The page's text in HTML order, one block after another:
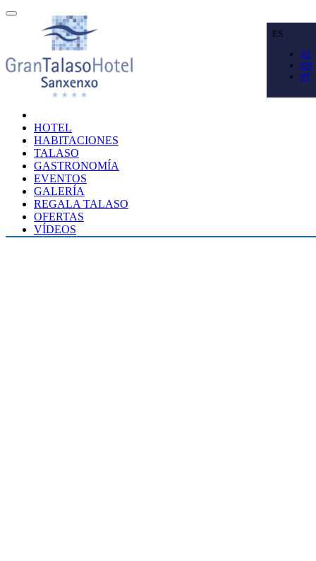
ES
ES
EN
PT
HOTEL
HABITACIONES
TALASO
GASTRONOMÍA
EVENTOS
GALERÍA
REGALA TALASO
OFERTAS
VÍDEOS